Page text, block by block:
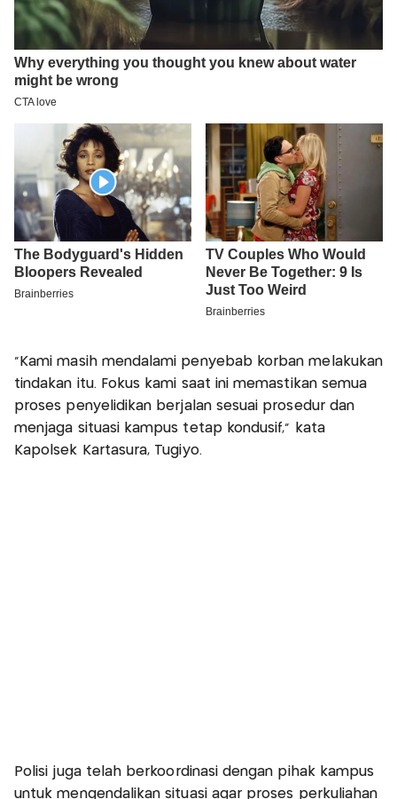
“Kami masih mendalami penyebab korban melakukan
tindakan itu. Fokus kami saat ini memastikan semua
proses penyelidikan berjalan sesuai prosedur dan
menjaga situasi kampus tetap kondusif,” kata
Kapolsek Kartasura, Tugiyo.
Polisi juga telah berkoordinasi dengan pihak kampus
untuk mengendalikan situasi agar proses perkuliahan